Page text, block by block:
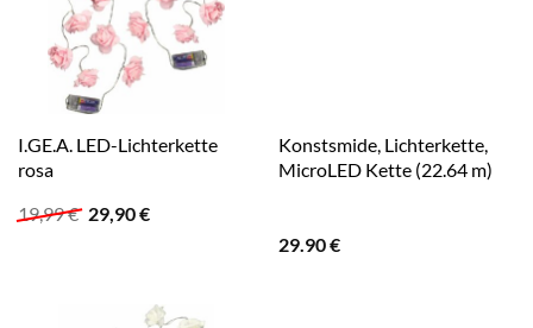
I.GE.A. LED-Lichterkette
rosa
19,99€ Ursprünglicher
29,90€Aktueller
Konstsmide, Lichterkette,
MicroLED Kette (22.64 m)
29.90€